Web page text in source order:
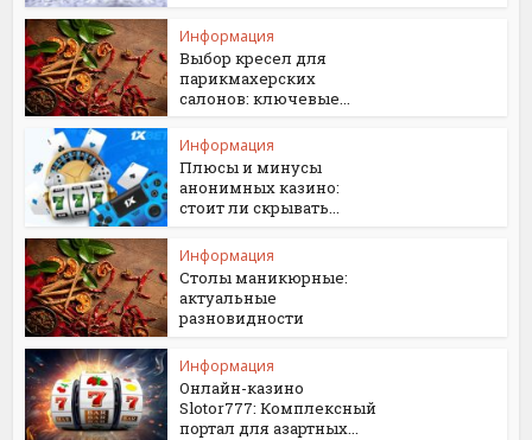
Информация
Выбор кресел для
парикмахерских
салонов: ключевые...
Информация
Плюсы и минусы
анонимных казино:
стоит ли скрывать...
Информация
Столы маникюрные:
актуальные
разновидности
Информация
Онлайн-казино
Slotor777: Комплексный
портал для азартных...